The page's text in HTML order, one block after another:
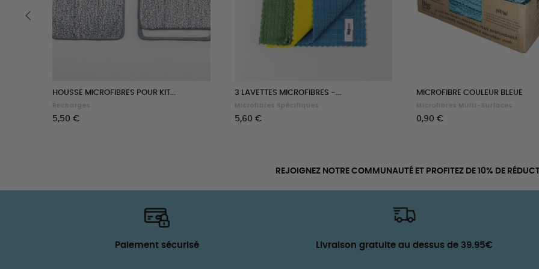
HOUSSE MICROFIBRES POUR KIT...
Recharges
Prix
5,50 €
3 LAVETTES MICROFIBRES -...
Microfibres Spécifiques
Prix
5,60 €
MICROFIBRE COULEUR BLEUE
Microfibres Multi-Surfaces
Prix
0,90 €
REJOIGNEZ NOTRE COMMUNAUTÉ ET PROFITEZ DE 10% DE
Paiement sécurisé Livraison gratuite au dessus de 39.95€